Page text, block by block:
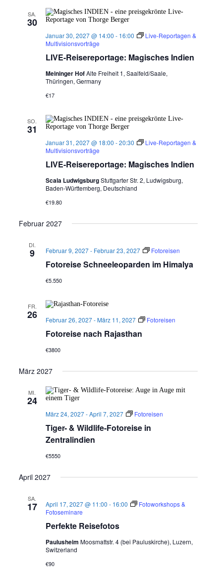
SA.
30
LIVE-Reisereportage: Magisches Indien
Januar 30, 2027 @ 14:00 - 16:00
Live-Reportagen &
Multivisionsvorträge
Meininger HofAlte Freiheit 1, Saalfeld/Saale,
Thüringen, Germany
€17
SO.
31
LIVE-Reisereportage: Magisches Indien
Januar 31, 2027 @ 18:00 -20:30
Live-Reportagen &
Multivisionsvorträge
Scala LudwigsburgStuttgarter Str. 2, Ludwigsburg,
Baden-Württemberg, Deutschland
€19.80
Februar 2027
DI.
9
Fotoreise Schneeleoparden im Himalya
Februar 9, 2027- Februar 23, 2027 Fotoreisen
€5.550
FR.
26
Fotoreise nach Rajasthan
Februar 26, 2027-März 11, 2027 Fotoreisen
€3800
März 2027
MI.
24
Tiger- & Wildlife-Fotoreise in
Zentralindien
März 24, 2027-April 7, 2027 Fotoreisen
€5550
April 2027
SA.
17
Perfekte Reisefotos
April 17, 2027 @ 11:00 - 16:00
Fotoworkshops &
Fotoseminare
Paulusheim Moosmattstr. 4 (bei Pauluskirche), Luzern,
Switzerland
€90